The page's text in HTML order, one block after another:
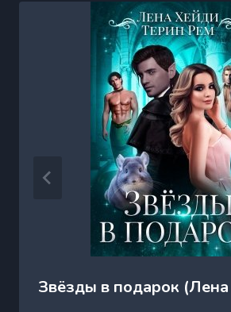
Звёзды в подарок